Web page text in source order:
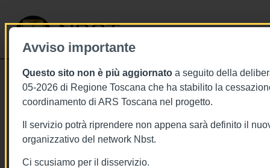
Avviso importante
Questo sito non è più aggiornato a seguito della
05-2026 di Regione Toscana che ha stabilito la
coordinamento di ARS Toscana nel progetto.
Il servizio potrà riprendere non appena sarà definito il
organizzativo del network Nbst.
Ci scusiamo per il disservizio.
NBST
Toggle
25 settembre - From NEJM Journal
Watch